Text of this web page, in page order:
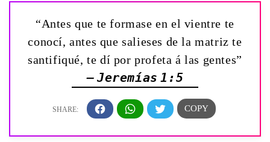
“Antes que te formase en el vientre te
conocí, antes que salieses de la matriz te
santifiqué, te dí por profeta á las gentes”
— Jeremías 1:5